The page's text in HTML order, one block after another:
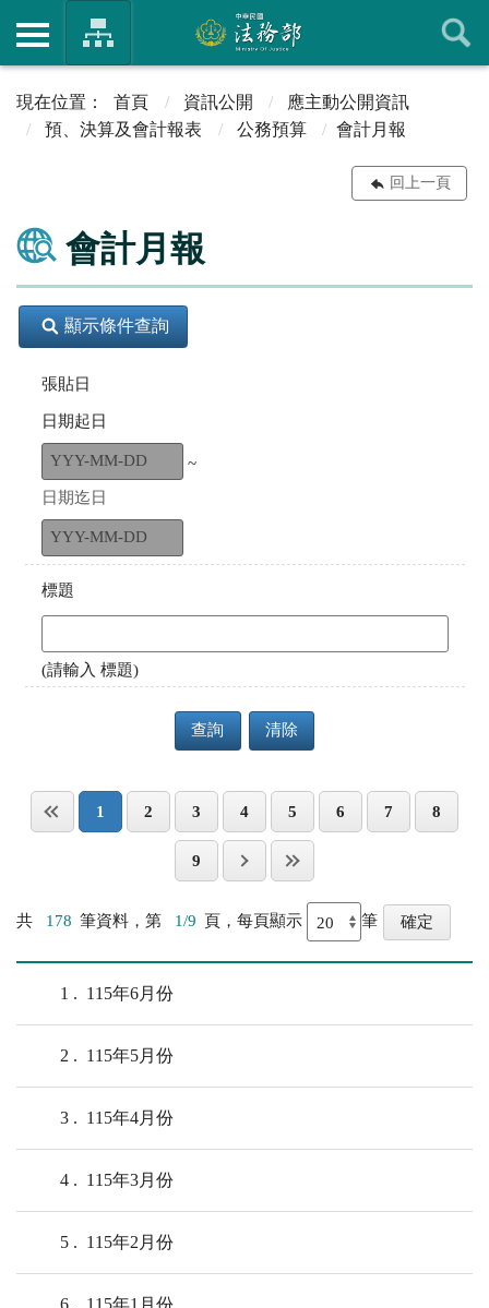
首頁 資訊公開
應主動公開資訊
預、決算及會計報表
公務預算 會計月報
回上一頁
會計月報
顯示條件查詢
張貼日
日期起日
~
日期迄日
標題
(請輸入 標題)
查詢 清除
1 2 3 4 5 6 7 8
9
共 178 筆資料，第 1/9 頁，每頁顯示 筆
1 115年6月份
2 115年5月份
3 115年4月份
4 115年3月份
5 115年2月份